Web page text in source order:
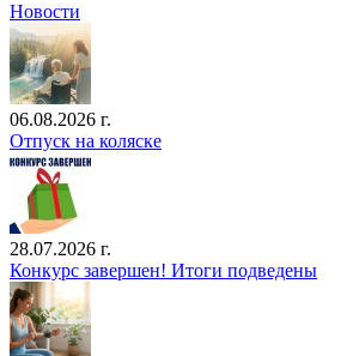
Новости
06.08.2026 г.
Отпуск на коляске
28.07.2026 г.
Конкурс завершен! Итоги подведены